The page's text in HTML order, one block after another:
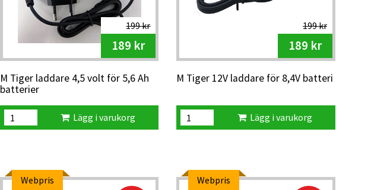
199 kr
189 kr
M Tiger laddare 4,5 volt för 5,6 Ah
batterier
Lägg i varukorg
199 kr
189 kr
M Tiger 12V laddare för 8,4V batteri
Lägg i varukorg
Webpris Webpris